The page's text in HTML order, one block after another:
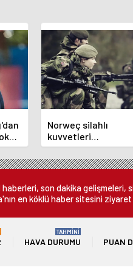
Norweç silahlı
kuvvetleri
kadınlardan oluşan
özel kuvvetler
eğitimlerini
başlattı.
haberleri, son dakika gelişmeleri,
en köklü haber sitesini
HAVA DURUMU
TAHMİNİ
PUAN